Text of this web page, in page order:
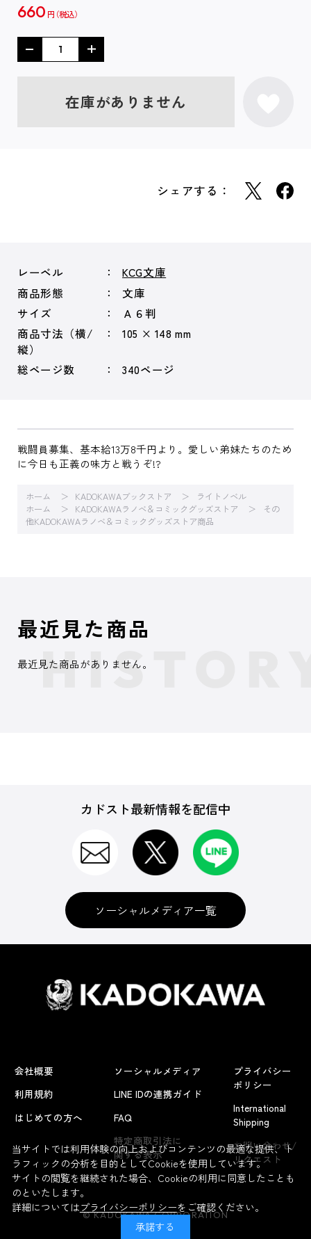
660 円
在庫がありません
シェアする：
レーベル
KCG文庫
商品形態
文庫
サイズ
Ａ６判
商品寸法（横/
縦）
105 × 148 mm
総ページ数 340ページ
戦闘員募集、基本給13万8千円より。愛しい弟妹たちのため
に今日も正義の味方と戦うぞ!?
ホーム KADOKAWAブックストア
ライトノベル
ホーム
KADOKAWAラノベ＆コミックグッズストア
その
他KADOKAWAラノベ＆コミックグッズストア商品
よくあるお問い合わせ
最近見た商品
最近見た商品がありません。
カドスト最新情報を配信中
ソーシャルメディア一覧
会社概要
利用規約
はじめての方へ
ソーシャルメディア
LINE IDの連携ガイド
FAQ
特定商取引法に
関する表示
プライバシー
ポリシー
International
Shipping
お問い合わせ/
リクエスト
© KADOKAWA CORPORATION
当サイトでは利用体験の向上およびコンテンツの最適な提供、ト
ラフィックの分析を目的としてCookieを使用しています。
サイトの閲覧を継続された場合、Cookieの利用に同意したことも
のといたします。
詳細についてはプライバシーポリシーをご確認ください。
承諾する